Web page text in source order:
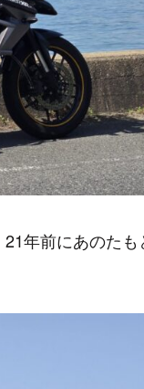
年前にあのた